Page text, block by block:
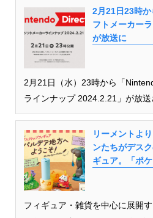
2月21日23時
フトメーカー
が放送に
2月21日（水）23時から「
ラインナップ 2024.2.21」が放
リーメントよ
ンたちがデス
ギュア。「ポ
フィギュア・雑貨を中心に展開